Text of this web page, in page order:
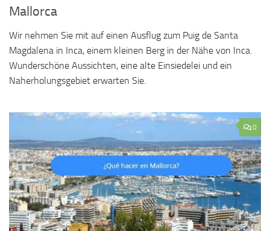
Mallorca
Wir nehmen Sie mit auf einen Ausflug zum Puig de Santa
Magdalena in Inca, einem kleinen Berg in der Nähe von Inca.
Wunderschöne Aussichten, eine alte Einsiedelei und ein
Naherholungsgebiet erwarten Sie.
0